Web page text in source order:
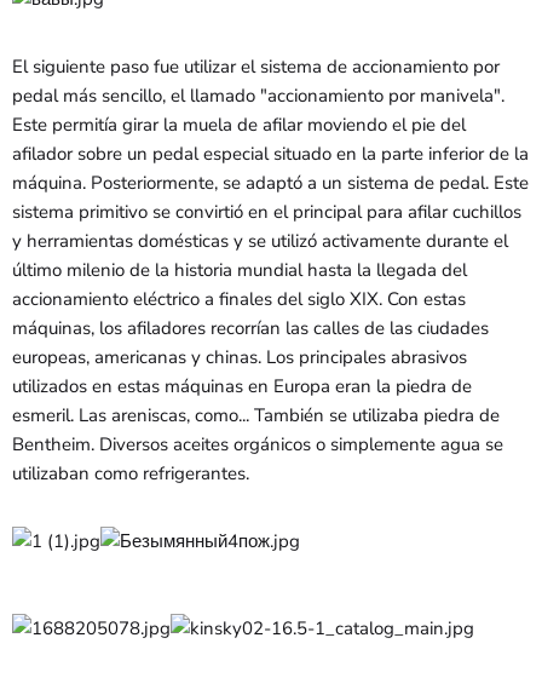
El siguiente paso fue utilizar el sistema de accionamiento por
pedal más sencillo, el llamado "accionamiento por manivela".
Este permitía girar la muela de afilar moviendo el pie del
afilador sobre un pedal especial situado en la parte inferior de la
máquina. Posteriormente, se adaptó a un sistema de pedal. Este
sistema primitivo se convirtió en el principal para afilar cuchillos
y herramientas domésticas y se utilizó activamente durante el
último milenio de la historia mundial hasta la llegada del
accionamiento eléctrico a finales del siglo XIX. Con estas
máquinas, los afiladores recorrían las calles de las ciudades
europeas, americanas y chinas. Los principales abrasivos
utilizados en estas máquinas en Europa eran la piedra de
esmeril. Las areniscas, como... También se utilizaba piedra de
Bentheim. Diversos aceites orgánicos o simplemente agua se
utilizaban como refrigerantes.